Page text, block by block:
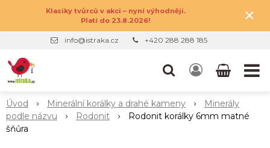
Klasiky tvůrců v akci – nyní výhodněji.
Platí do 23.8.2026!
×
info@istraka.cz +420 288 288 185
Úvod Minerální korálky a drahé kameny
Minerály
podle názvu
Rodonit
Rodonit korálky 6mm matné
šňůra